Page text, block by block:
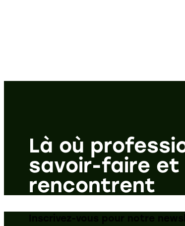
Là où
savoir-faire et
rencontrent
Inscrivez-vous pour notre